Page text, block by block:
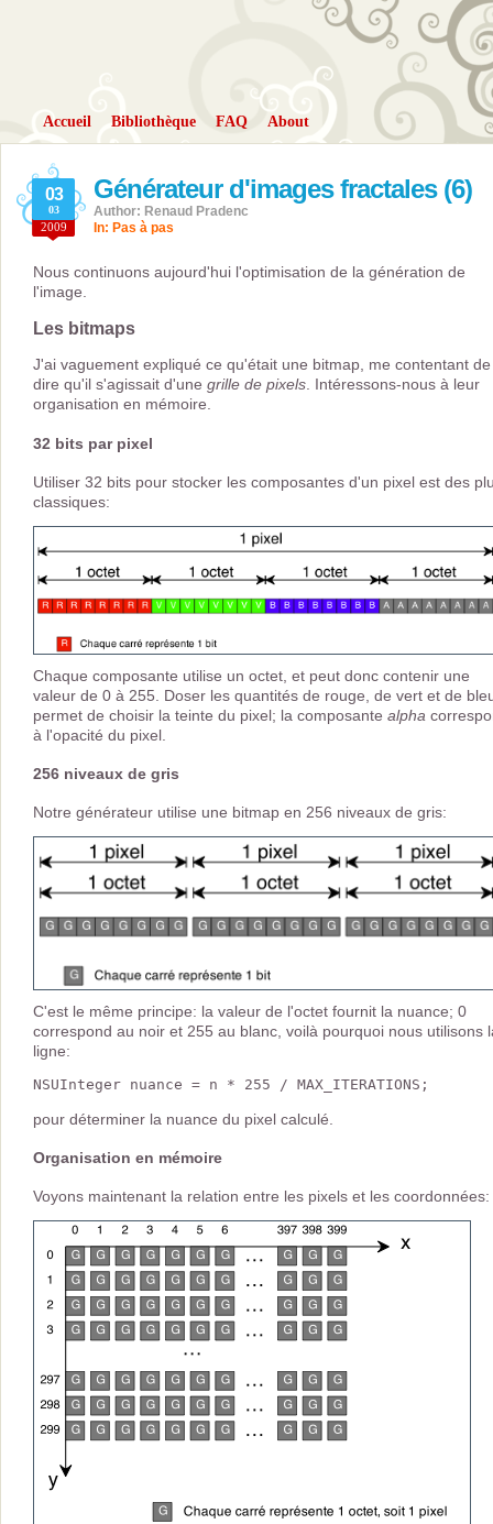
Accueil Bibliothèque FAQ About
Générateur d'images fractales (6)
03
03
2009
Author: Renaud Pradenc
In: Pas à pas
Nous continuons aujourd'hui l'optimisation de la génération de
l'image.
Les bitmaps
J'ai vaguement expliqué ce qu'était une bitmap, me contentant de
dire qu'il s'agissait d'une grille de pixels. Intéressons-nous à leur
organisation en mémoire.
32 bits par pixel
Utiliser 32 bits pour stocker les composantes d'un pixel est des
classiques:
Chaque composante utilise un octet, et peut donc contenir une
valeur de 0 à 255. Doser les quantités de rouge, de vert et de
permet de choisir la teinte du pixel; la composante alpha
à l'opacité du pixel.
256 niveaux de gris
Notre générateur utilise une bitmap en 256 niveaux de gris:
C'est le même principe: la valeur de l'octet fournit la nuance; 0
correspond au noir et 255 au blanc, voilà pourquoi nous utilisons
ligne:
pour déterminer la nuance du pixel calculé.
Organisation en mémoire
Voyons maintenant la relation entre les pixels et les coordonnées: